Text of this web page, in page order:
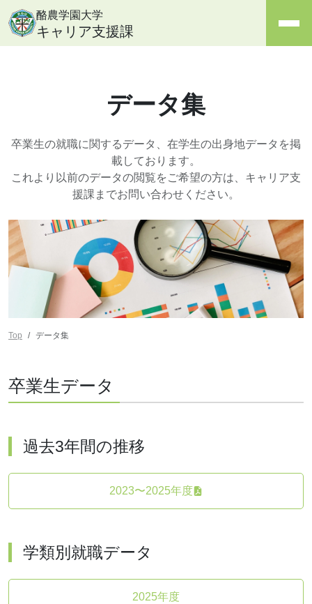
酪農学園大学
キャリア支援課
データ集
卒業生の就職に関するデータ、在学生の出身地データを掲
載しております。
これより以前のデータの閲覧をご希望の方は、キャリア支
援課までお問い合わせください。
Top データ集
卒業生データ
過去3年間の推移
2023〜2025年度
学類別就職データ
2025年度